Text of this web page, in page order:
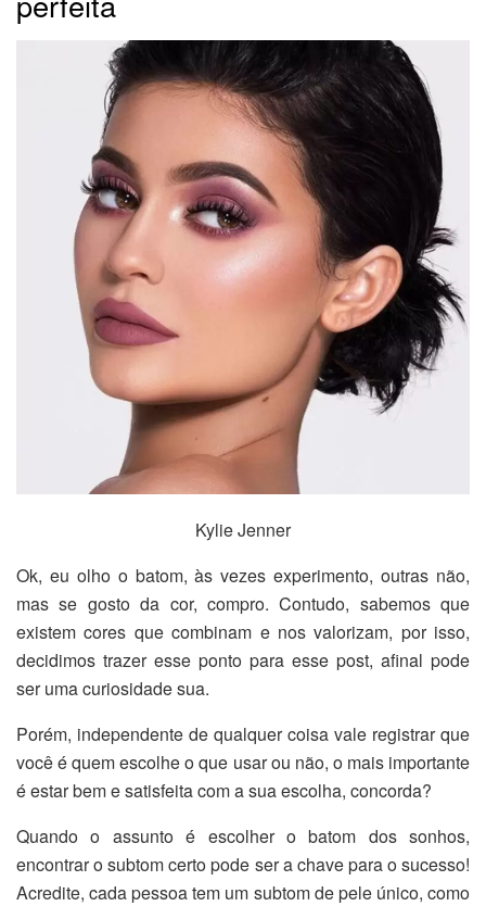
Kylie Jenner
Ok, eu olho o batom, às vezes experimento, outras não,
mas se gosto da cor, compro. Contudo, sabemos que
existem cores que combinam e nos valorizam, por isso,
decidimos trazer esse ponto para esse post, afinal pode
ser uma curiosidade sua.
Porém, independente de qualquer coisa vale registrar que
você é quem escolhe o que usar ou não, o mais importante
é estar bem e satisfeita com a sua escolha, concorda?
Quando o assunto é escolher o batom dos sonhos,
encontrar o subtom certo pode ser a chave para o sucesso!
Acredite, cada pessoa tem um subtom de pele único, como